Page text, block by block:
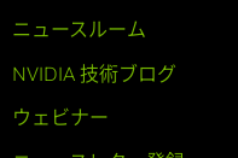
ニュースルーム
NVIDIA 技術ブログ
ウェビナー